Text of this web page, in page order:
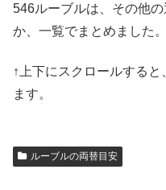
546ルーブルは、その他
か、一覧でまとめました。
↑上下にスクロールする
ます。
ルーブルの両替目安